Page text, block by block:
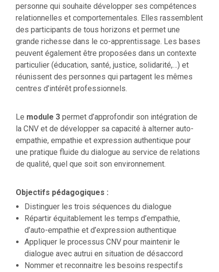
personne qui souhaite développer ses compétences
relationnelles et comportementales. Elles rassemblent
des participants de tous horizons et permet une
grande richesse dans le co-apprentissage. Les bases
peuvent également être proposées dans un contexte
particulier (éducation, santé, justice, solidarité,…) et
réunissent des personnes qui partagent les mêmes
centres d’intérêt professionnels.
Le module 3 permet d’approfondir son intégration de
la CNV et de développer sa capacité à alterner auto-
empathie, empathie et expression authentique pour
une pratique fluide du dialogue au service de relations
de qualité, quel que soit son environnement.
Objectifs pédagogiques :
Distinguer les trois séquences du dialogue
Répartir équitablement les temps d’empathie,
d’auto-empathie et d’expression authentique
Appliquer le processus CNV pour maintenir le
dialogue avec autrui en situation de désaccord
Nommer et reconnaitre les besoins respectifs